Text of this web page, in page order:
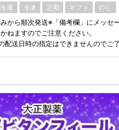
冷蔵 冷凍 定期 ギフト のし
から順次発送※「備考欄」にメッセ
ねますのでご注意ください。
配送日時の指定はできませんのでご